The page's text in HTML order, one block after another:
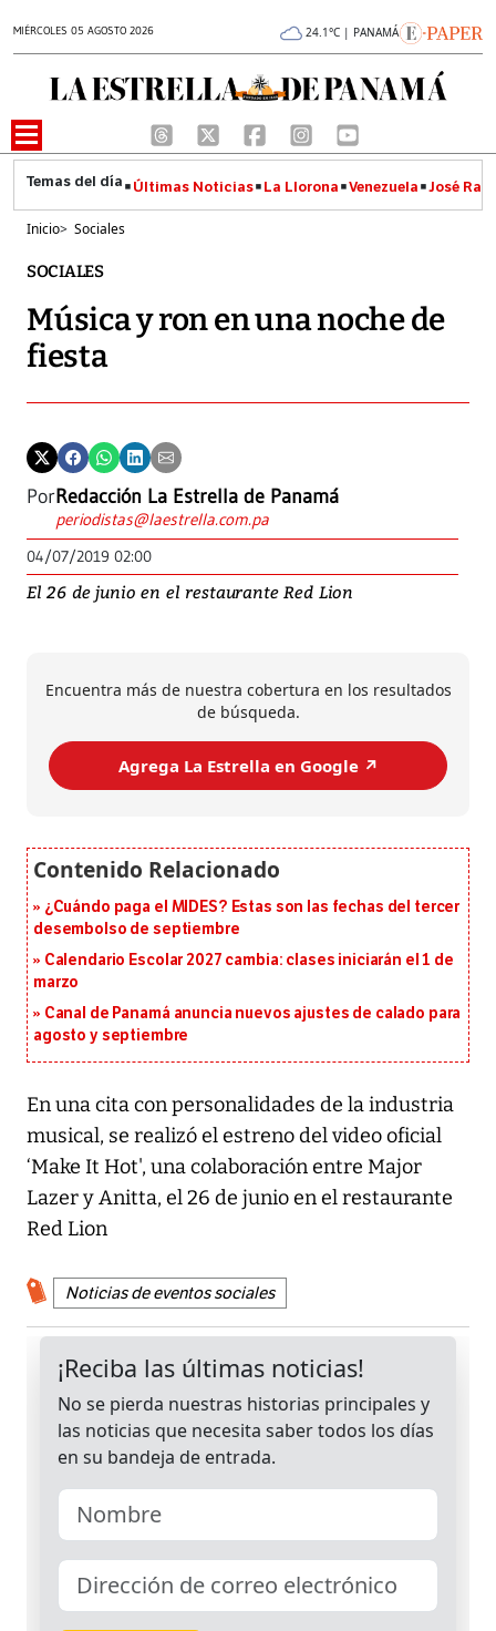
MIÉRCOLES 05 AGOSTO 2026 24.1°C | PANAMÁ
Últimas Noticias La Llorona Venezuela José
Inicio> Sociales
SOCIALES
Música y ron en una noche de
fiesta
PorRedacción La Estrella de Panamá
periodistas@laestrella.com.pa
04/07/2019 02:00
El 26 de junio en el restaurante Red Lion
Encuentra más de nuestra cobertura en los resultados
de búsqueda.
Agrega La Estrella en Google ↗️
¿Cuándo paga el MIDES? Estas son las fechas del tercer
desembolso de septiembre
Calendario Escolar 2027 cambia: clases iniciarán el 1 de
marzo
Canal de Panamá anuncia nuevos ajustes de calado para
agosto y septiembre
En una cita con personalidades de la industria
musical, se realizó el estreno del video oficial
‘Make It Hot', una colaboración entre Major
Lazer y Anitta, el 26 de junio en el restaurante
Red Lion
Noticias de eventos sociales